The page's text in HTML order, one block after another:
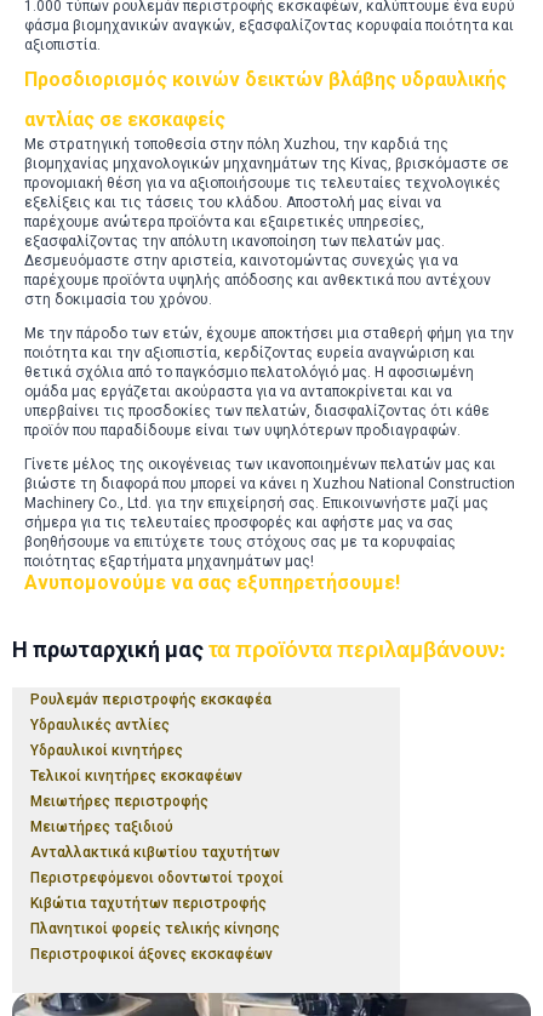
1.000 τύπων ρουλεμάν περιστροφής εκσκαφέων, καλύπτουμε ένα ευρύ
φάσμα βιομηχανικών αναγκών, εξασφαλίζοντας κορυφαία ποιότητα και
αξιοπιστία.
Προσδιορισμός κοινών δεικτών βλάβης υδραυλικής
αντλίας σε εκσκαφείς
Με στρατηγική τοποθεσία στην πόλη Xuzhou, την καρδιά της
βιομηχανίας μηχανολογικών μηχανημάτων της Κίνας, βρισκόμαστε σε
προνομιακή θέση για να αξιοποιήσουμε τις τελευταίες τεχνολογικές
εξελίξεις και τις τάσεις του κλάδου. Αποστολή μας είναι να
παρέχουμε ανώτερα προϊόντα και εξαιρετικές υπηρεσίες,
εξασφαλίζοντας την απόλυτη ικανοποίηση των πελατών μας.
Δεσμευόμαστε στην αριστεία, καινοτομώντας συνεχώς για να
παρέχουμε προϊόντα υψηλής απόδοσης και ανθεκτικά που αντέχουν
στη δοκιμασία του χρόνου.
Με την πάροδο των ετών, έχουμε αποκτήσει μια σταθερή φήμη για την
ποιότητα και την αξιοπιστία, κερδίζοντας ευρεία αναγνώριση και
θετικά σχόλια από το παγκόσμιο πελατολόγιό μας. Η αφοσιωμένη
ομάδα μας εργάζεται ακούραστα για να ανταποκρίνεται και να
υπερβαίνει τις προσδοκίες των πελατών, διασφαλίζοντας ότι κάθε
προϊόν που παραδίδουμε είναι των υψηλότερων προδιαγραφών.
Γίνετε μέλος της οικογένειας των ικανοποιημένων πελατών μας και
βιώστε τη διαφορά που μπορεί να κάνει η Xuzhou National Construction
Machinery Co., Ltd. για την επιχείρησή σας. Επικοινωνήστε μαζί μας
σήμερα για τις τελευταίες προσφορές και αφήστε μας να σας
βοηθήσουμε να επιτύχετε τους στόχους σας με τα κορυφαίας
ποιότητας εξαρτήματα μηχανημάτων μας!
Ανυπομονούμε να σας εξυπηρετήσουμε!
Η πρωταρχική μαςτα προϊόντα περιλαμβάνουν:
Ρουλεμάν περιστροφής εκσκαφέα
Υδραυλικές αντλίες
Υδραυλικοί κινητήρες
Τελικοί κινητήρες εκσκαφέων
Μειωτήρες περιστροφής
Μειωτήρες ταξιδιού
Ανταλλακτικά κιβωτίου ταχυτήτων
Περιστρεφόμενοι οδοντωτοί τροχοί
Κιβώτια ταχυτήτων περιστροφής
Πλανητικοί φορείς τελικής κίνησης
Περιστροφικοί άξονες εκσκαφέων